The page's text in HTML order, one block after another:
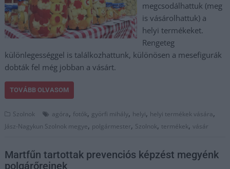
megcsodálhattuk (meg
is vásárolhattuk) a
helyi termékeket.
Rengeteg
különlegességgel is találkozhattunk, különösen a mesefigurák
dobták fel még jobban a vásárt.
TOVÁBB OLVASOM
Szolnok agóra, fotók, györfi mihály, helyi, helyi termékek vására,
Jász-Nagykun Szolnok megye, polgármester, Szolnok, termékek,vásár
Martfűn tartottak prevenciós képzést megyénk
polgárőreinek